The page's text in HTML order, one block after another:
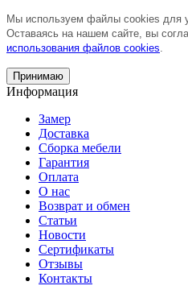
Мы используем файлы cookies для
Оставаясь на нашем сайте, вы
использования файлов cookies.
Принимаю
Информация
Замер
Доставка
Сборка мебели
Гарантия
Оплата
О нас
Возврат и обмен
Статьи
Новости
Сертификаты
Отзывы
Контакты